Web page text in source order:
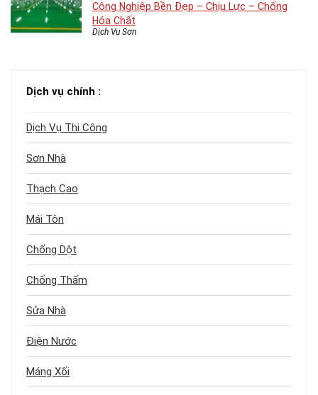
Công Nghiệp Bền Đẹp – Chịu Lực – Chống
Hóa Chất
Dịch Vụ Sơn
Dịch vụ chính :
Dịch Vụ Thi Công
Sơn Nhà
Thạch Cao
Mái Tôn
Chống Dột
Chống Thấm
Sửa Nhà
Điện Nước
Máng Xối